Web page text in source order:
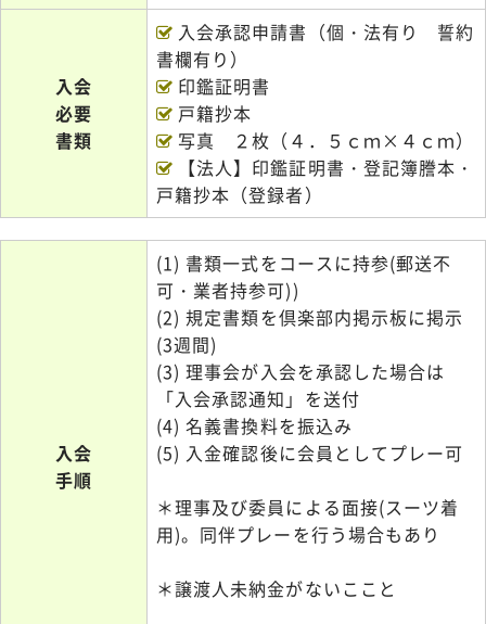
入会
必要
書類
入会承認申請書（個・法有り 誓約
書欄有り）
印鑑証明書
戸籍抄本
写真 ２枚（４．５ｃｍ×４ｃｍ）
【法人】印鑑証明書・登記簿謄本・
戸籍抄本（登録者）
入会
手順
(1) 書類一式をコースに持参(郵送不
可・業者持参可))
(2) 規定書類を倶楽部内掲示板に掲示
(3週間)
(3) 理事会が入会を承認した場合は
「入会承認通知」を送付
(4) 名義書換料を振込み
(5) 入金確認後に会員としてプレー可
＊理事及び委員による面接(スーツ着
用)。同伴プレーを行う場合もあり
＊譲渡人未納金がないここと